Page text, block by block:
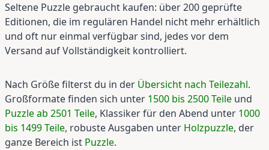
Seltene Puzzle gebraucht kaufen: über 200 geprüfte
Editionen, die im regulären Handel nicht mehr erhältlich
und oft nur einmal verfügbar sind, jedes vor dem
Versand auf Vollständigkeit kontrolliert.
Nach Größe filterst du in der Übersicht nach Teilezahl.
Großformate finden sich unter 1500 bis 2500 Teile und
Puzzle ab 2501 Teile, Klassiker für den Abend unter 1000
bis 1499 Teile, robuste Ausgaben unter Holzpuzzle, der
ganze Bereich ist Puzzle.